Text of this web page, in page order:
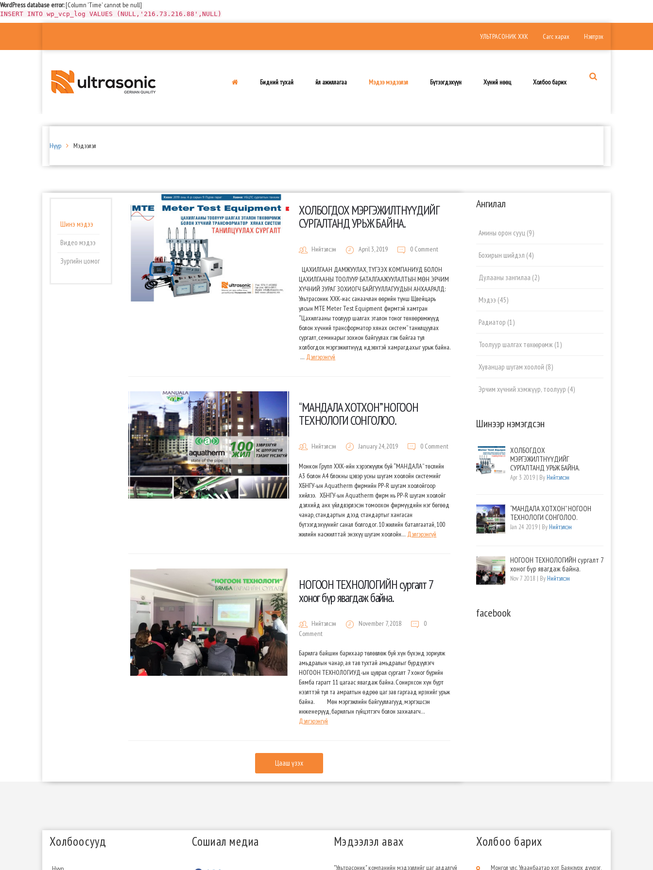
WordPress database error:[Column 'Time' cannot be null]
INSERT INTO wp_vcp_log VALUES (NULL,'216.73.216.88',NULL)
УЛЬТРАСОНИК ХХК Сагс харах Нэвтрэх
Бидний тухай Үйл ажиллагаа Мэдээ мэдээлэл Бүтээгдэхүүн Хүний нөөц Холбоо барих
Нүүр Мэдээлэл
Шинэ мэдээ
Видео мэдээ
Зургийн цомог
ХОЛБОГДОХ МЭРГЭЖИЛТНҮҮДИЙГ
СУРГАЛТАНД УРЬЖ БАЙНА.
Нийтэлсэн April 3, 2019 0 Comment
ЦАХИЛГААН ДАМЖУУЛАХ, ТҮГЭЭХ КОМПАНИУД БОЛОН
ЦАХИЛГААНЫ ТООЛУУР БАТАЛГААЖУУЛАЛТЫН МӨН ЭРЧИМ
ХҮЧНИЙ ЗУРАГ ЗОХИОГЧ БАЙГУУЛЛАГУУДЫН АНХААРАЛД:
Ультрасоник ХХК-иас санаачлан өөрийн түнш Щвейцарь
улсын MTE Meter Test Equipment фирмтэй хамтран
“Цахилгааны тоолуур шалгах эталон тоног төхөөрөмжүүд
болон хүчний трансформатор хянах систем” танилцуулах
сургалт, семинарыг зохион байгуулах гэж байгаа тул
холбогдох мэргэжилтнүүд идэвхтэй хамрагдахыг урьж байна.
… Дэлгэрэнгүй
“МАНДАЛА ХОТХОН” НОГООН
ТЕХНОЛОГИ СОНГОЛОО.
Нийтэлсэн January 24, 2019 0 Comment
Монкон Групп ХХК-ийн хэрэгжүүлж буй “МАНДАЛА” төслийн
А3 болон А4 блокны цэвэр усны шугам хоолойн системийг
ХБНГУ-ын Aquatherm фирмийн PP-R шугам хоолойгоор
хийлээ. ХБНГУ-ын Aquatherm фирм нь PP-R шугам хоолойг
дэлхийд анх үйлдвэрлэсэн томоохон фирмүүдийн нэг бөгөөд
чанар, стандартын дээд стандартыг хангасан
бүтээгдэхүүнийг санал болгодог. 10 жилийн баталгаатай, 100
жилийн насжилттай энэхүү шугам хоолойн… Дэлгэрэнгүй
НОГООН ТЕХНОЛОГИЙН сургалт 7
хоног бүр явагдаж байна.
Нийтэлсэн November 7, 2018
0
Comment
Барилга байшин барихаар төлөвлөж буй хүн бүхэнд зориулж
амьдралын чанар, ая тав тухтай амьдралыг бүрдүүлэгч
НОГООН ТЕХНОЛОГИУД-ын цуврал сургалт 7 хоног бүрийн
Бямба гарагт 11 цагаас явагдаж байна. Сонирхсон хүн бүрт
нээлттэй тул та амралтын өдрөө цаг зав гаргаад ирэхийг урьж
байна. Мөн мэргэжлийн байгууллагууд, мэргэшсэн
инженерүүд, барилгын гүйцэтгэгч болон захиалагч…
Дэлгэрэнгүй
Цааш үзэх
Ангилал
Амины орон сууц(9)
Бохирын шийдэл (4)
Дулааны зангилаа (2)
Мэдээ (45)
Радиатор (1)
Тоолуур шалгах төхөөрөмж(1)
Хуванцар шугам хоолой (8)
Эрчим хүчний хэмжүүр, тоолуур (4)
Шинээр нэмэгдсэн
ХОЛБОГДОХ
МЭРГЭЖИЛТНҮҮДИЙГ
СУРГАЛТАНД УРЬЖ БАЙНА.
Apr 3 2019 | By Нийтэлсэн
“МАНДАЛА ХОТХОН” НОГООН
ТЕХНОЛОГИ СОНГОЛОО.
Jan 24 2019 | By Нийтэлсэн
НОГООН ТЕХНОЛОГИЙН сургалт 7
хоног бүр явагдаж байна.
Nov 7 2018 | By Нийтэлсэн
facebook
Холбоосууд Сошиал медиа Мэдээлэл авах
"Ультрасоник" компанийн мэдээллийг цаг алдалгүй
Холбоо барих
Монгол улс, Улаанбаатар хот, Баянзүрх дүүрэг,